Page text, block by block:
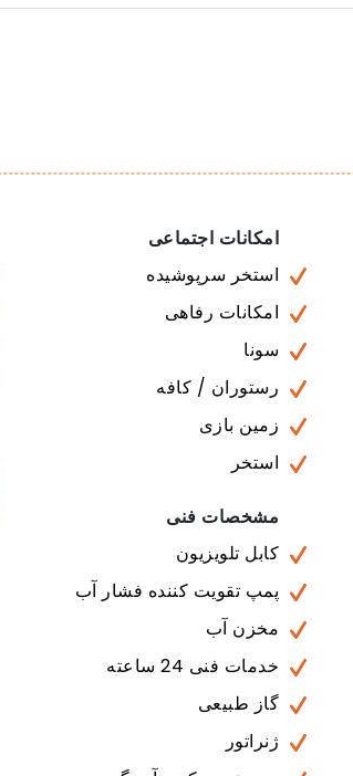
امکانات اجتماعی
استخر سرپوشیده
امکانات رفاهی
سونا
رستوران / کافه
زمین بازی
استخر
مشخصات فنی
کابل تلویزیون
پمپ تقویت کننده فشار آب
مخزن آب
خدمات فنی 24 ساعته
گاز طبیعی
ژنراتور